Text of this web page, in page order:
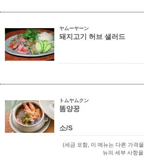
ヤムーヤーン
돼지고기 허브 샐러드
トムヤムクン
똠양꿍
소/S
(세금 포함, 이 메뉴는 다른 가격
뉴의 세부 사항